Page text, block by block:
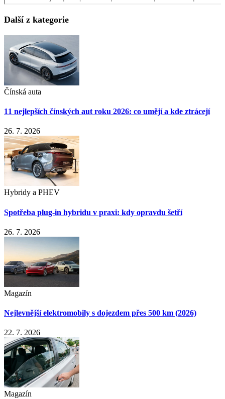
Další z kategorie
Čínská auta
11 nejlepších čínských aut roku 2026: co umějí a kde ztrácejí
26. 7. 2026
Hybridy a PHEV
Spotřeba plug-in hybridu v praxi: kdy opravdu šetří
26. 7. 2026
Magazín
Nejlevnější elektromobily s dojezdem přes 500 km (2026)
22. 7. 2026
Magazín